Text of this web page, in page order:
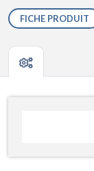
FICHE PRODUIT